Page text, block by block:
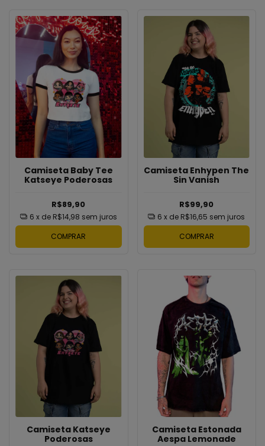
Camiseta Baby Tee
Katseye Poderosas
R$89,90
6 x de R$14,98 sem juros
COMPRAR
Camiseta Enhypen The
Sin Vanish
R$99,90
6 x de R$16,65 sem juros
COMPRAR
Camiseta Katseye
Poderosas
Camiseta Estonada
Aespa Lemonade